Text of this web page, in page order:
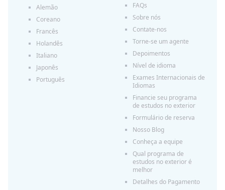
Alemão
Coreano
Francês
Holandês
Italiano
Japonês
Português
FAQs
Sobre nós
Contate-nos
Torne-se um agente
Depoimentos
Nível de idioma
Exames Internacionais de
Idiomas
Financie seu programa
de estudos no exterior
Formulário de reserva
Nosso Blog
Conheça a equipe
Qual programa de
estudos no exterior é
melhor
Detalhes do Pagamento